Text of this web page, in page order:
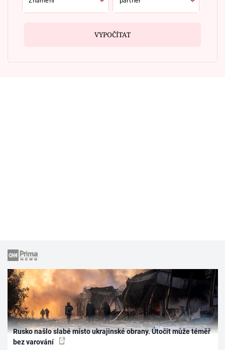
VYPOČÍTAT
Rusko našlo slabé místo ukrajinské obrany. Útočit může téměř
bez varování